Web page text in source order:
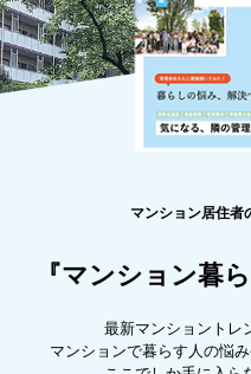
マンション居住者
『マンション暮
最新マンショントレ
マンションで暮らす人の悩